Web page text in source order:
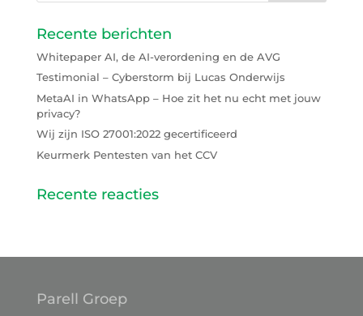
Recente berichten
Whitepaper AI, de AI-verordening en de AVG
Testimonial – Cyberstorm bij Lucas Onderwijs
MetaAI in WhatsApp – Hoe zit het nu echt met jouw
privacy?
Wij zijn ISO 27001:2022 gecertificeerd
Keurmerk Pentesten van het CCV
Recente reacties
Parell Groep